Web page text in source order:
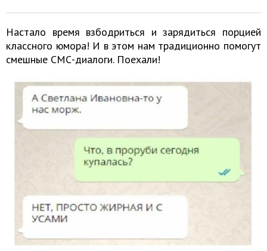
Настало время взбодриться и зарядиться порцией
классного юмора! И в этом нам традиционно помогут
смешные СМС-диалоги. Поехали!